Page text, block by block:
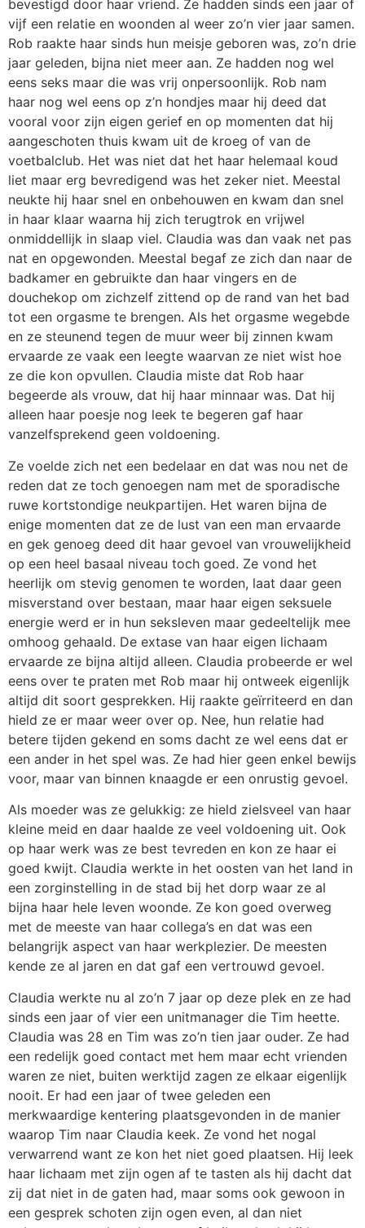
bevestigd door haar vriend. Ze hadden sinds een jaar of
vijf een relatie en woonden al weer zo’n vier jaar samen.
Rob raakte haar sinds hun meisje geboren was, zo’n drie
jaar geleden, bijna niet meer aan. Ze hadden nog wel
eens seks maar die was vrij onpersoonlijk. Rob nam
haar nog wel eens op z’n hondjes maar hij deed dat
vooral voor zijn eigen gerief en op momenten dat hij
aangeschoten thuis kwam uit de kroeg of van de
voetbalclub. Het was niet dat het haar helemaal koud
liet maar erg bevredigend was het zeker niet. Meestal
neukte hij haar snel en onbehouwen en kwam dan snel
in haar klaar waarna hij zich terugtrok en vrijwel
onmiddellijk in slaap viel. Claudia was dan vaak net pas
nat en opgewonden. Meestal begaf ze zich dan naar de
badkamer en gebruikte dan haar vingers en de
douchekop om zichzelf zittend op de rand van het bad
tot een orgasme te brengen. Als het orgasme wegebde
en ze steunend tegen de muur weer bij zinnen kwam
ervaarde ze vaak een leegte waarvan ze niet wist hoe
ze die kon opvullen. Claudia miste dat Rob haar
begeerde als vrouw, dat hij haar minnaar was. Dat hij
alleen haar poesje nog leek te begeren gaf haar
vanzelfsprekend geen voldoening.
Ze voelde zich net een bedelaar en dat was nou net de
reden dat ze toch genoegen nam met de sporadische
ruwe kortstondige neukpartijen. Het waren bijna de
enige momenten dat ze de lust van een man ervaarde
en gek genoeg deed dit haar gevoel van vrouwelijkheid
op een heel basaal niveau toch goed. Ze vond het
heerlijk om stevig genomen te worden, laat daar geen
misverstand over bestaan, maar haar eigen seksuele
energie werd er in hun seksleven maar gedeeltelijk mee
omhoog gehaald. De extase van haar eigen lichaam
ervaarde ze bijna altijd alleen. Claudia probeerde er wel
eens over te praten met Rob maar hij ontweek eigenlijk
altijd dit soort gesprekken. Hij raakte geïrriteerd en dan
hield ze er maar weer over op. Nee, hun relatie had
betere tijden gekend en soms dacht ze wel eens dat er
een ander in het spel was. Ze had hier geen enkel bewijs
voor, maar van binnen knaagde er een onrustig gevoel.
Als moeder was ze gelukkig: ze hield zielsveel van haar
kleine meid en daar haalde ze veel voldoening uit. Ook
op haar werk was ze best tevreden en kon ze haar ei
goed kwijt. Claudia werkte in het oosten van het land in
een zorginstelling in de stad bij het dorp waar ze al
bijna haar hele leven woonde. Ze kon goed overweg
met de meeste van haar collega’s en dat was een
belangrijk aspect van haar werkplezier. De meesten
kende ze al jaren en dat gaf een vertrouwd gevoel.
Claudia werkte nu al zo’n 7 jaar op deze plek en ze had
sinds een jaar of vier een unitmanager die Tim heette.
Claudia was 28 en Tim was zo’n tien jaar ouder. Ze had
een redelijk goed contact met hem maar echt vrienden
waren ze niet, buiten werktijd zagen ze elkaar eigenlijk
nooit. Er had een jaar of twee geleden een
merkwaardige kentering plaatsgevonden in de manier
waarop Tim naar Claudia keek. Ze vond het nogal
verwarrend want ze kon het niet goed plaatsen. Hij leek
haar lichaam met zijn ogen af te tasten als hij dacht dat
zij dat niet in de gaten had, maar soms ook gewoon in
een gesprek schoten zijn ogen even, al dan niet